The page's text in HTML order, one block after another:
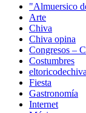
"Almuersico
Arte
Chiva
Chiva opina
Congresos –
Costumbres
Fiesta
Gastronomía
Internet